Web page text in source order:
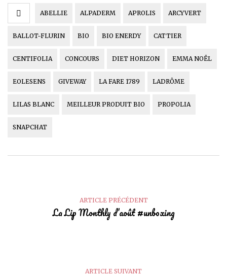
ABELLIE ALPADERM APROLIS ARCYVERT
BALLOT-FLURIN BIO BIO ENERDY CATTIER
CENTIFOLIA CONCOURS DIET HORIZON EMMA NOËL
EOLESENS GIVEWAY LA FARE 1789 LADRÔME
LILAS BLANC MEILLEUR PRODUIT BIO PROPOLIA
SNAPCHAT
ARTICLE PRÉCÉDENT
La Lip Monthly d’août #unboxing
ARTICLE SUIVANT